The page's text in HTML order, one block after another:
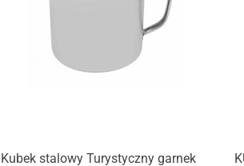
Kubek stalowy Turystyczny garnek